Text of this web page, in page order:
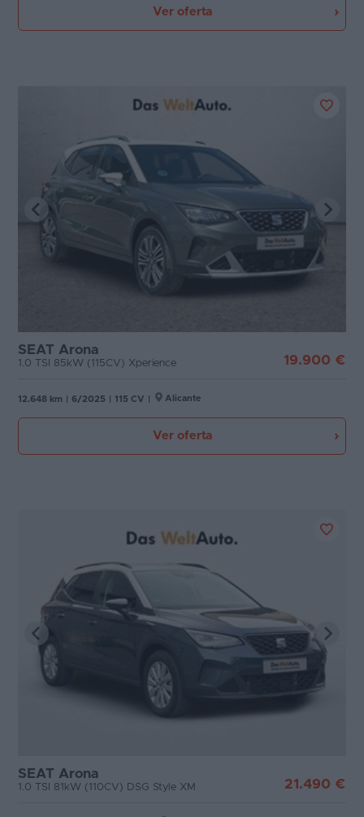
Ver oferta
SEAT Arona
1.0 TSI 85kW (115CV) Xperience 19.900 €
12.648 km 6/2025 115 CV Alicante
Ver oferta
SEAT Arona
1.0 TSI 81kW (110CV) DSG Style XM 21.490 €